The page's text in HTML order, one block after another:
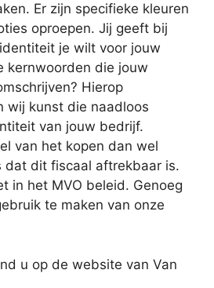
Er zijn specifieke kleuren
oproepen. Jij geeft bij
je wilt voor jouw
kernwoorden die jouw
Hierop
wij kunst die naadloos
van jouw bedrijf.
van het kopen dan wel
dat dit fiscaal aftrekbaar is.
in het MVO beleid. Genoeg
te maken van onze
u op de website van Van